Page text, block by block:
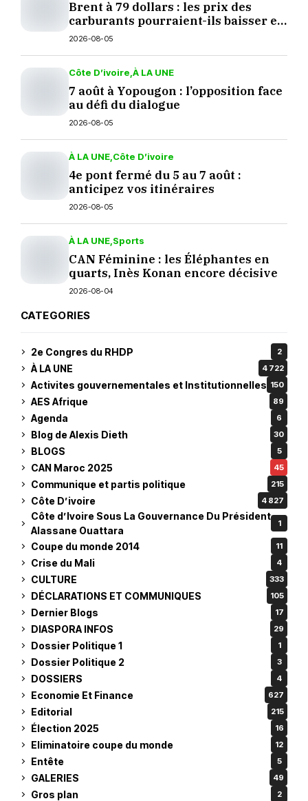
Brent à 79 dollars : les prix des
carburants pourraient-ils baisser en
septembre ?
2026-08-05
Côte D’ivoire À LA UNE
7 août à Yopougon : l’opposition face
au défi du dialogue
2026-08-05
À LA UNE Côte D’ivoire
4e pont fermé du 5 au 7 août :
anticipez vos itinéraires
2026-08-05
À LA UNE Sports
CAN Féminine : les Éléphantes en
quarts, Inès Konan encore décisive
2026-08-04
CATEGORIES
2e Congres du RHDP 2
À LA UNE 4 722
Activites gouvernementales et Institutionnelles 150
AES Afrique 89
Agenda 6
Blog de Alexis Dieth 30
BLOGS 5
CAN Maroc 2025 45
Communique et partis politique 215
Côte D’ivoire 4 827
Côte d’Ivoire Sous La Gouvernance Du Président
Alassane Ouattara
1
Coupe du monde 2014 11
Crise du Mali 4
CULTURE 333
DÉCLARATIONS ET COMMUNIQUES 105
Dernier Blogs 17
DIASPORA INFOS 29
Dossier Politique 1 1
Dossier Politique 2 3
DOSSIERS 4
Economie Et Finance 627
Editorial 215
Élection 2025 16
Eliminatoire coupe du monde 12
Entête 5
GALERIES 49
Gros plan 2